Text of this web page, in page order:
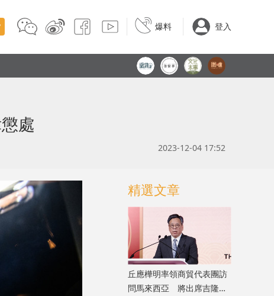
爆料 登入
處
2023-12-04 17:52
精選文章
丘應樺明率領商貿代表團訪
問馬來西亞 將出席吉隆坡